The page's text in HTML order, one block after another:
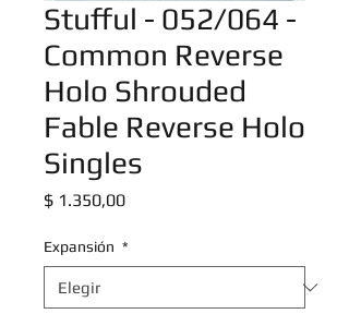
Stufful - 052/064 -
Common Reverse
Holo Shrouded
Fable Reverse Holo
Singles
$ 1.350,00Precio
Expansión *